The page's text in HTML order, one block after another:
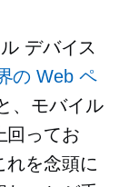
デバイス
の Web ペ
、モバイル
回ってお
れを念頭に